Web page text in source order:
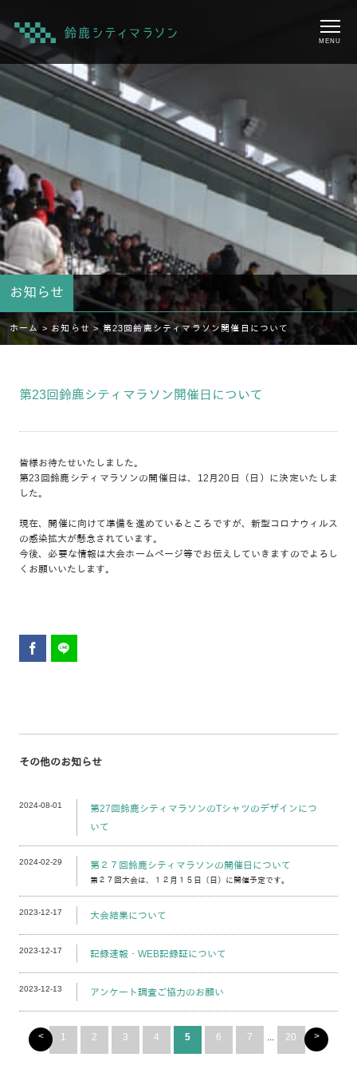
MENU
お知らせ
ホーム > お知らせ > 第23回鈴鹿シティマラソン開催日について
第23回鈴鹿シティマラソン開催日について
皆様お待たせいたしました。
第23回鈴鹿シティマラソンの開催日は、12月20日（日）に決定いたしま
した。
現在、開催に向けて準備を進めているところですが、新型コロナウィルス
の感染拡大が懸念されています。
今後、必要な情報は大会ホームページ等でお伝えしていきますのでよろし
くお願いいたします。
その他のお知らせ
2024-08-01
第27回鈴鹿シティマラソンのTシャツのデザインにつ
いて
2024-02-29 第２７回鈴鹿シティマラソンの開催日について
第２７回大会は、１２月１５日（日）に開催予定です。
2023-12-17 大会結果について
2023-12-17 記録速報・WEB記録証について
2023-12-13 アンケート調査ご協力のお願い
< 1 2 3 4 5 6 7 ... 20 >